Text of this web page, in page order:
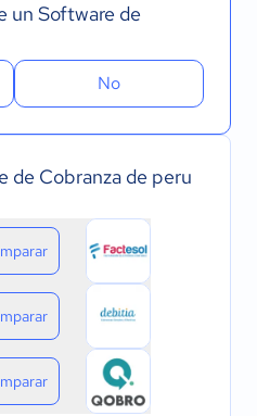
un Software de
No
de Cobranza de peru